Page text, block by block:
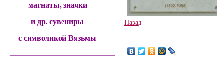
Назад
магниты, значки
и др. сувениры
с символикой Вязьмы